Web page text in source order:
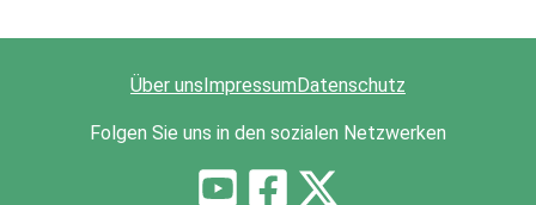
Über unsImpressumDatenschutz
Folgen Sie uns in den sozialen Netzwerken